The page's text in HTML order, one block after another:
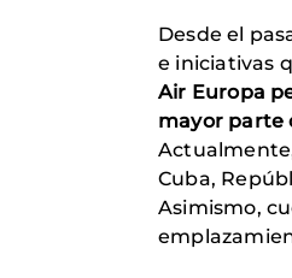
Desde el
e iniciativas
Air Europa
mayor parte
Cuba,
Asimismo,